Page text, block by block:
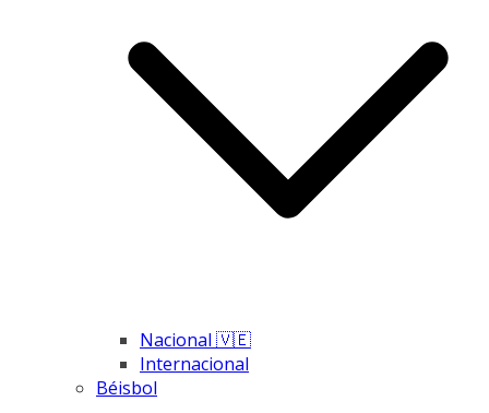
Nacional 🇻🇪
Internacional
Béisbol